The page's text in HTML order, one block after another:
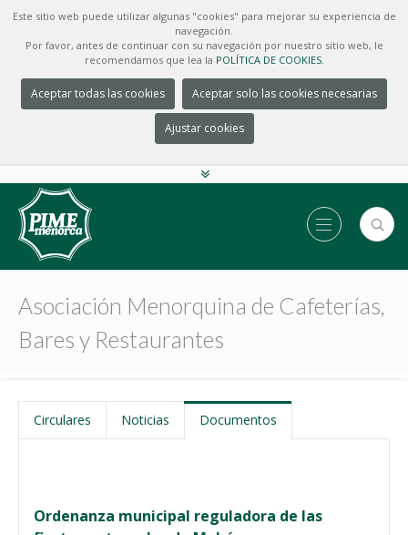
Este sitio web puede utilizar algunas "cookies" para mejorar su experiencia de
navegación.
Por favor, antes de continuar con su navegación por nuestro sitio web, le
recomendamos que lea la POLÍTICA DE COOKIES.
Aceptar todas las cookies Aceptar solo las cookies necesarias
Ajustar cookies
Asociación Menorquina de Cafeterías,
Bares y Restaurantes
Circulares Noticias Documentos
Ordenanza municipal reguladora de las